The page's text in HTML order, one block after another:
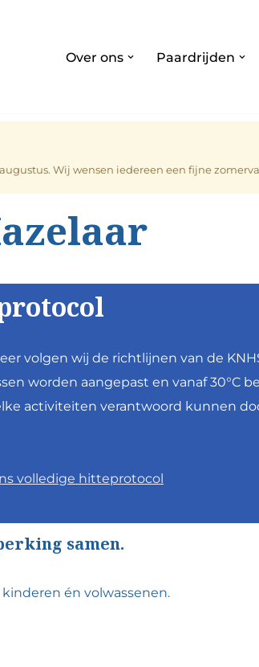
Over ons Paardrijden
Wij wensen iedereen een fijne
volgen wij de richtlijnen van de
worden aangepast en vanaf 30°C
activiteiten verantwoord kunnen
volledige hitteprotocol
samen.
én volwassenen.